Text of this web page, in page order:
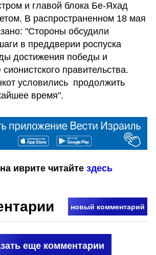
и главой блока Бе-Яхад
В распространенном 18 мая
"Стороны обсудили
в преддверии роспуска
достижения победы и
правительства.
условились  продолжить
время".
иврите читайте здесь
новый комментарий
еще комментарии